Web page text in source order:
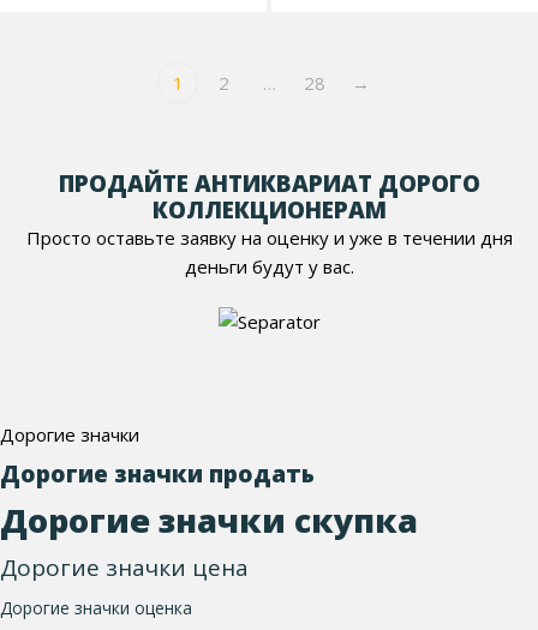
1 2 … 28 →
ПРОДАЙТЕ АНТИКВАРИАТ ДОРОГО
КОЛЛЕКЦИОНЕРАМ
Просто оставьте заявку на оценку и уже в течении дня
деньги будут у вас.
Дорогие значки
Дорогие значки продать
Дорогие значки скупка
Дорогие значки цена
Дорогие значки оценка